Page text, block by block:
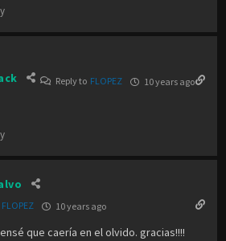
Reply to FLOPEZ 10 years ago
FLOPEZ 10 years ago
que caería en el olvido. gracias!!!!